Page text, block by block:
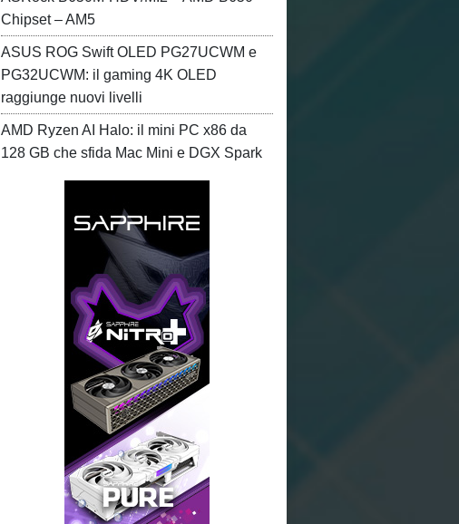
Chipset – AM5
ASUS ROG Swift OLED PG27UCWM e
PG32UCWM: il gaming 4K OLED
raggiunge nuovi livelli
AMD Ryzen AI Halo: il mini PC x86 da
128 GB che sfida Mac Mini e DGX Spark